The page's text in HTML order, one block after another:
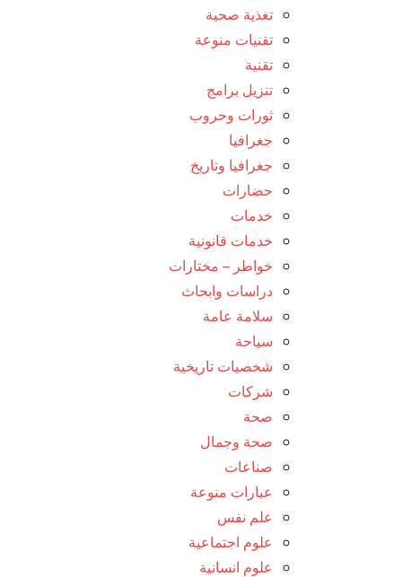
تغذية صحية
تقنيات منوعة
تقنية
تنزيل برامج
ثورات وحروب
جغرافيا
جغرافيا وتاريخ
حضارات
خدمات
خدمات قانونية
خواطر – مختارات
دراسات وابحاث
سلامة عامة
سياحة
شخصيات تاريخية
شركات
صحة
صحة وجمال
صناعات
عبارات منوعة
علم نفس
علوم اجتماعية
علوم انسانية